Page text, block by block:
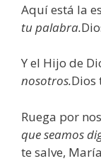
Aquí está la
tu palabra.
Y el Hijo de
nosotros.Dios
Ruega por
que seamos
te salve,